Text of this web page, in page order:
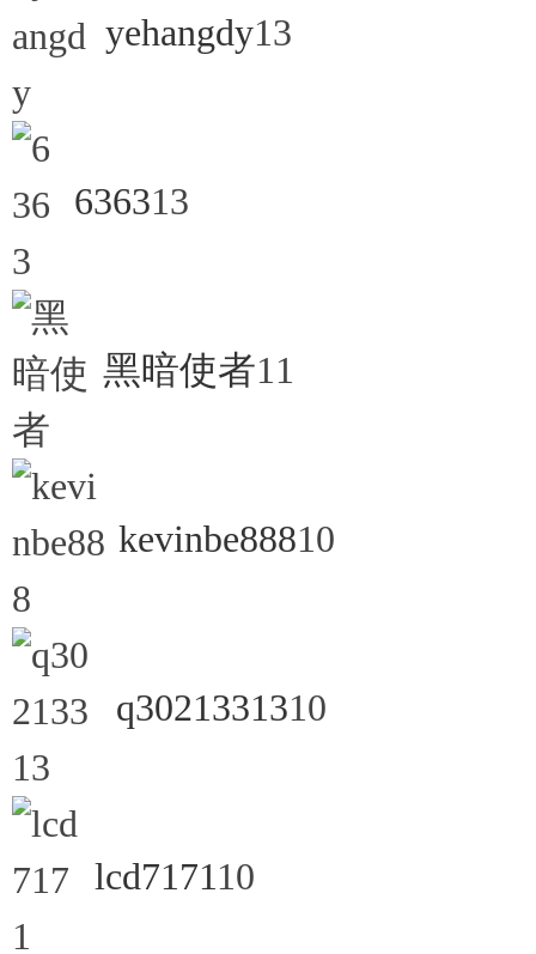
坛,
传
奇
yehangdy13
636313
黑暗使者11
kevinbe88810
q3021331310
lcd7171 10